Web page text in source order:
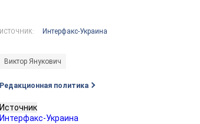
ИСТОЧНИК: Интерфакс-Украина
Виктор Янукович
Редакционная политика
Источник
Интерфакс-Украина